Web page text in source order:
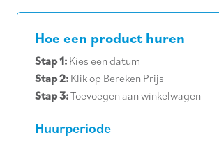
Hoe een product huren
Stap 1: Kies een datum
Stap 2: Klik op Bereken Prijs
Stap 3:Toevoegen aan winkelwagen
Huurperiode